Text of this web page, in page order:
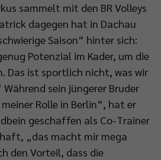
sammelt mit den BR Volleys
dagegen hat in Dachau
Saison“ hinter sich:
Potenzial im Kader, um die
Das ist sportlich nicht, was wir
sein jüngerer Bruder
Rolle in Berlin“, hat er
geschaffen als Co-Trainer
„das macht mir mega
den Vorteil, dass die